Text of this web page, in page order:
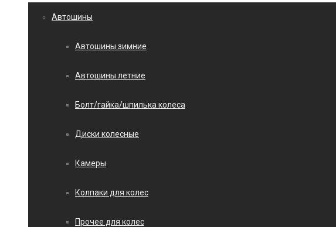
Автошины
Автошины зимние
Автошины летние
Болт/гайка/шпилька колеса
Диски колесные
Камеры
Колпаки для колес
Прочее для колес